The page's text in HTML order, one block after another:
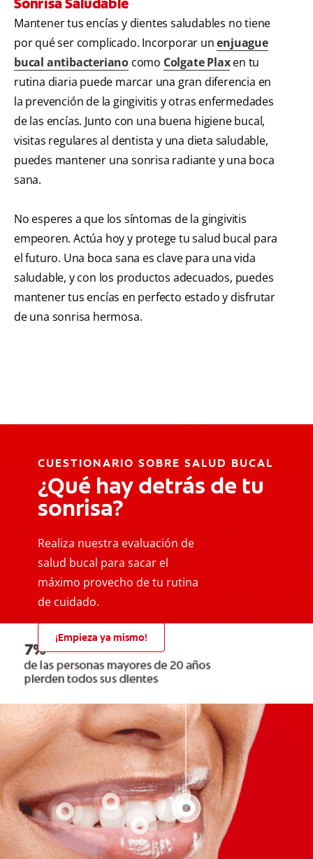
Sonrisa Saludable
Mantener tus encías y dientes saludables no tiene
por qué ser complicado. Incorporar unenjuague
bucal antibacteriano como Colgate Plaxen tu
rutina diaria puede marcar una gran diferencia en
la prevención de la gingivitis y otras enfermedades
de las encías. Junto con una buena higiene bucal,
visitas regulares al dentista y una dieta saludable,
puedes mantener una sonrisa radiante y una boca
sana.
No esperes a que los síntomas de la gingivitis
empeoren. Actúa hoy y protege tu salud bucal para
el futuro. Una boca sana es clave para una vida
saludable, y con los productos adecuados, puedes
mantener tus encías en perfecto estado y disfrutar
de una sonrisa hermosa.
CUESTIONARIO SOBRE SALUD BUCAL
¿Qué hay detrás de tu
sonrisa?
Realiza nuestra evaluación de
salud bucal para sacar el
máximo provecho de tu rutina
de cuidado.
¡Empieza ya mismo!